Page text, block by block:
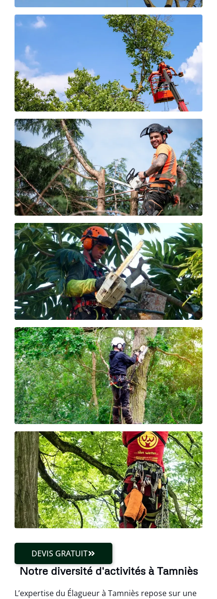
DEVIS GRATUIT
Notre diversité d'activités à Tamniès
L’expertise du Élagueur à Tamniès repose sur une